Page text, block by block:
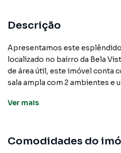
Descrição
Apresentamos este
localizado no bairro da Bela
de área útil, este imóvel conta
sala ampla com 2 ambientes e
de garagem livre e coberta.
possui diversas comodidades,
Ver mais
Comodidades do